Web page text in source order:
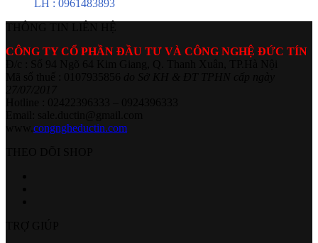
LH : 0961483893
CÔNG TY CỔ PHẦN ĐẦU TƯ VÀ CÔNG NGHỆ ĐỨC TÍN
congngheductin.com